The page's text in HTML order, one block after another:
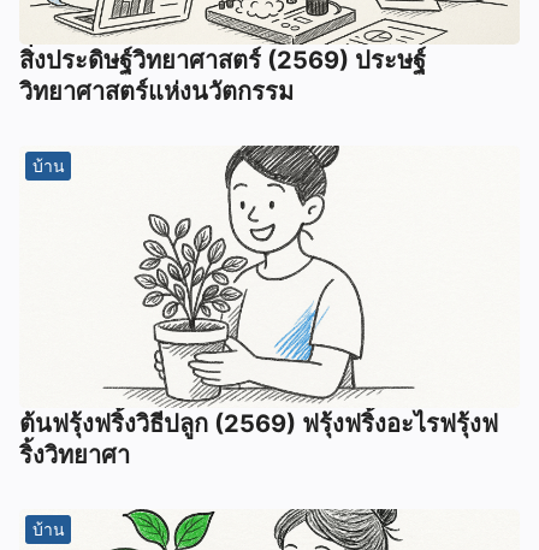
สิ่งประดิษฐ์วิทยาศาสตร์ (2569) ประษฐ์
วิทยาศาสตร์แห่งนวัตกรรม
บ้าน
ต้นฟรุ้งฟริ้งวิธีปลูก (2569) ฟรุ้งฟริ้งอะไรฟรุ้งฟ
ริ้งวิทยาศา
บ้าน